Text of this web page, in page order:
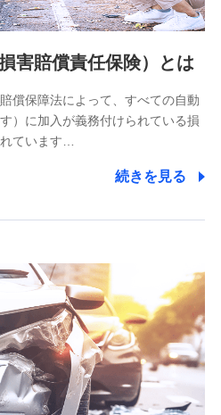
について
せん。
な範囲内において個人情報の取
ータの項目】
がサービス提供等を通じて取得
人データ
ドレス、お客さまの識別子、
サービスのご利用に関する情
害賠償責任保険）とは
償保障法によって、すべての自動
）に加入が義務付けられている損
ています…
続きを見る